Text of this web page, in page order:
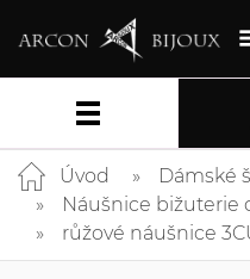
Úvod Dámské
Náušnice bižuterie
růžové náušnice